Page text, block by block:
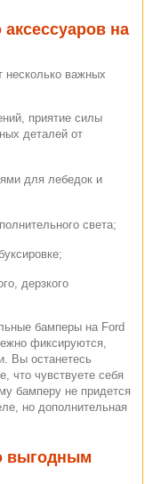
на
важных
приятие силы
деталей от
для лебедок и
света;
дерзкого
бамперы на Ford
фиксируются,
Вы останетесь
что чувствуете себя
бамперу не придется
но дополнительная
выгодным